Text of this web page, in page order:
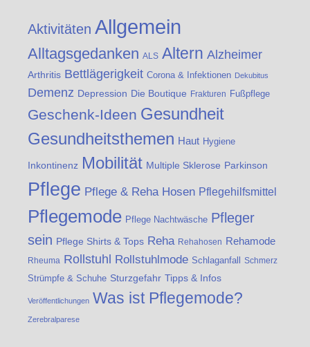
Aktivitäten Allgemein
Alltagsgedanken ALS Altern Alzheimer
Arthritis Bettlägerigkeit Corona & Infektionen Dekubitus
Demenz Depression Die Boutique Frakturen Fußpflege
Geschenk-Ideen Gesundheit
Gesundheitsthemen Haut Hygiene
Inkontinenz Mobilität Multiple Sklerose Parkinson
Pflege Pflege & Reha Hosen Pflegehilfsmittel
Pflegemode Pflege Nachtwäsche Pfleger
sein Pflege Shirts & Tops Reha Rehahosen Rehamode
Rheuma Rollstuhl Rollstuhlmode Schlaganfall Schmerz
Strümpfe & Schuhe Sturzgefahr Tipps & Infos
Veröffentlichungen Was ist Pflegemode?
Zerebralparese